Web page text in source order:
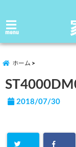
menu
ホーム
2018/07/30